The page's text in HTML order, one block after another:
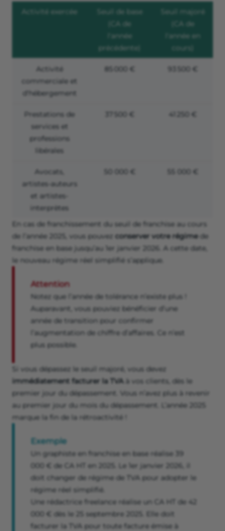
Activité exercée
Seuil de base
(CA de
l'année
précédente)
Seuil majoré
(CA de
l'année en
cours)
Activité
commerciale et
d'hébergement
85 000 € 93 500 €
Prestations de
services et
professions
libérales
37 500 € 41 250 €
Avocats,
artistes-auteurs
et artistes-
interprètes
50 000 € 55 000 €
En cas de franchissement du seuil de franchise au cours
de l’année 2025, vous pouvez conserver votre régimede
franchise en base jusqu’au 1er janvier 2026. A cette date,
le nouveau régime réel simplifié s’applique.
Attention
Notez que l’année de tolérance n’existe plus !
Auparavant, vous pouviez bénéficier d’une
année de transition pour confirmer
l’augmentation de chiffre d’affaires. Ce n’est
plus possible.
Si vous dépassez le seuil majoré, vous devez
immédiatement facturer la TVA à vos clients, dès le
premier jour du dépassement. Vous n’avez plus à revenir
au premier jour du mois du dépassement. L’année 2025
marque la fin de la rétroactivité !
Exemple
Un graphiste en franchise en base réalise 39
000 € de CA HT en 2025. Le 1er janvier 2026, il
doit changer de régime de TVA pour adopter le
régime réel simplifié.
Une rédactrice freelance réalise un CA HT de 42
000 € dès le 25 septembre 2025. Elle doit
facturer la TVA pour toute facture émise à